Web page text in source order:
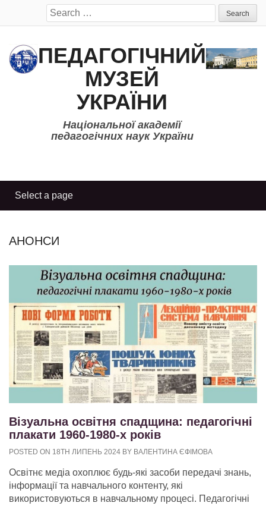
Search
for:
ПЕДАГОГІЧНИЙ
МУЗЕЙ
УКРАЇНИ
Національної академії
педагогічних наук України
АНОНСИ
Візуальна освітня спадщина: педагогічні
плакати 1960-1980-х років
POSTED ON 18TH ЛИПЕНЬ 2024 BY ВАЛЕНТИНА ЄФІМОВА
Освітнє медіа охоплює будь-які засоби передачі знань,
інформації та навчального контенту, які
використовуються в навчальному процесі. Педагогічні